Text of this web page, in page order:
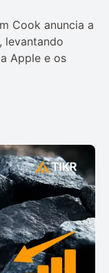
Cook anuncia a
levantando
Apple e os